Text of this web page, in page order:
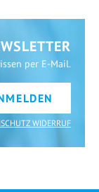
per E-Mail.
WIDERRUF